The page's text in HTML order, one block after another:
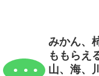
みかん、
ももらえ
山、海、